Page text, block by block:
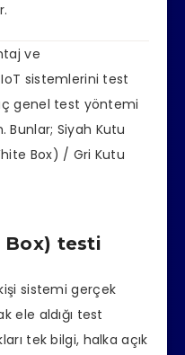
ve
sistemlerini test
genel test yöntemi
Siyah Kutu
Box) / Gri Kutu
Box) testi
sistemi gerçek
ele aldığı test
tek bilgi, halka açık